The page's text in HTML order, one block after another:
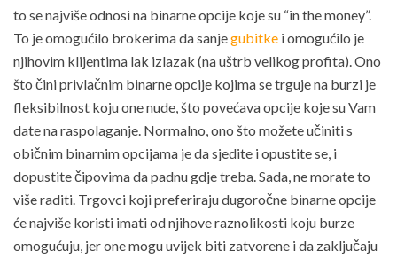
to se najviše odnosi na binarne opcije koje su “in the money”.
To je omogućilo brokerima da sanjegubitke i omogućilo je
njihovim klijentima lak izlazak (na uštrb velikog profita). Ono
što čini privlačnim binarne opcije kojima se trguje na burzi je
fleksibilnost koju one nude, što povećava opcije koje su Vam
date na raspolaganje. Normalno, ono što možete učiniti s
običnim binarnim opcijama je da sjedite i opustite se, i
dopustite čipovima da padnu gdje treba. Sada, ne morate to
više raditi. Trgovci koji preferiraju dugoročne binarne opcije
će najviše koristi imati od njihove raznolikosti koju burze
omogućuju, jer one mogu uvijek biti zatvorene i da zaključaju